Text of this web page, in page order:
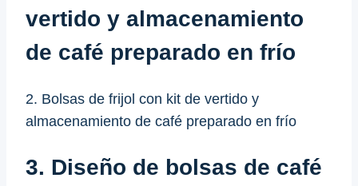
vertido y almacenamiento
de café preparado en frío
2. Bolsas de frijol con kit de vertido y
almacenamiento de café preparado en frío
3. Diseño de bolsas de café